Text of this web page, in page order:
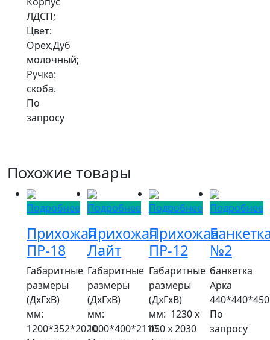
ЛДСП;
Цвет:
Орех,Дуб
молочный;
Ручка:
скоба.
По
запросу
Похожие товары
Подробнее
Прихожая
ПР-18
Габаритные
размеры
(ДxГxВ)
мм:
1200*352*2020
Подробнее
Прихожая
Лайт
Габаритные
размеры
(ДxГxВ)
мм:
1000*400*2110
Подробнее
Прихожая
ПР-12
Габаритные
размеры
(ДxГxВ)
мм: 1230 x
450 x 2030
Подробнее
№2
банкетка
Арка
440*440*450
По
запросу